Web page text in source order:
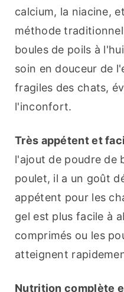
calcium, la niacine,
méthode
boules de poils à
soin en douceur de
fragiles des chats,
l'inconfort.
Très appétent et
l'ajout de poudre de
poulet, il a un goût
appétent pour les
gel est plus facile à
comprimés ou les
atteignent
Nutrition complète